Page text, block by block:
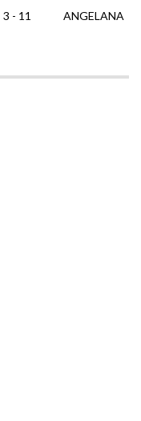
3 - 11 ANGELANA